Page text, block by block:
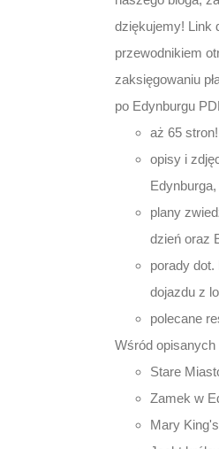
dziękujemy! Link
przewodnikiem
zaksięgowaniu
po Edynburgu
aż 65 stron!
opisy i
Edynburga,
plany
dzień oraz
porady
dojazdu z
polecane
Wśród
Stare
Zamek w
Mary